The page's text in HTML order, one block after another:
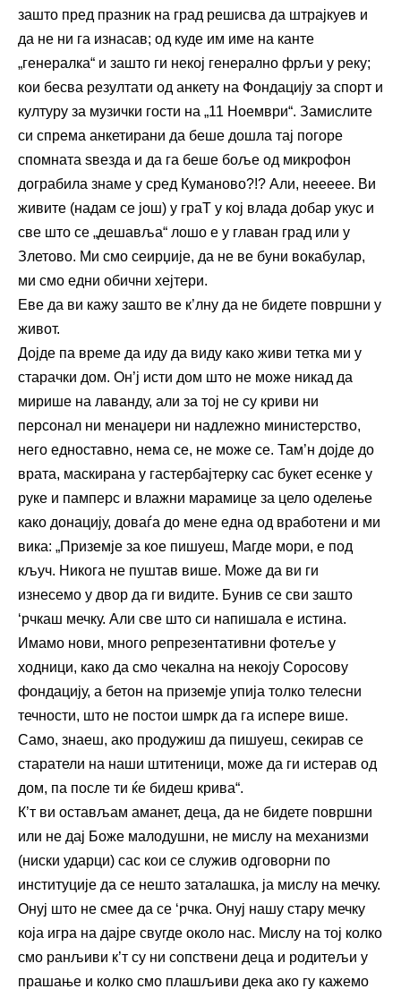
зашто пред празник на град решисва да штрајкуев и
да не ни га изнасав; од куде им име на канте
„генералка“ и зашто ги некој генерално фрљи у реку;
кои бесва резултати од анкету на Фондацију за спорт и
културу за музички гости на „11 Ноември“. Замислите
си спрема анкетирани да беше дошла тај погоре
спомната ѕвезда и да га беше боље од микрофон
дограбила знаме у сред Куманово?!? Али, неееее. Ви
живите (надам се још) у граТ у кој влада добар укус и
све што се „дешавља“ лошо е у главан град или у
Злетово. Ми смо сеирџије, да не ве буни вокабулар,
ми смо едни обични хејтери.
Еве да ви кажу зашто ве к’лну да не бидете површни у
живот.
Дојде па време да иду да виду како живи тетка ми у
старачки дом. Он’ј исти дом што не може никад да
мирише на лаванду, али за тој не су криви ни
персонал ни менаџери ни надлежно министерство,
него едноставно, нема се, не може се. Там’н дојде до
врата, маскирана у гастербајтерку сас букет есенке у
руке и памперс и влажни марамице за цело оделење
како донацију, доваѓа до мене една од вработени и ми
вика: „Приземје за кое пишуеш, Магде мори, е под
кључ. Никога не пуштав више. Може да ви ги
изнесемо у двор да ги видите. Бунив се сви зашто
‘рчкаш мечку. Али све што си напишала е истина.
Имамо нови, много репрезентативни фотеље у
ходници, како да смо чекална на некоју Соросову
фондацију, а бетон на приземје упија толко телесни
течности, што не постои шмрк да га испере више.
Само, знаеш, ако продужиш да пишуеш, секирав се
старатели на наши штитеници, може да ги истерав од
дом, па после ти ќе бидеш крива“.
К’т ви остављам аманет, деца, да не бидете површни
или не дај Боже малодушни, не мислу на механизми
(ниски ударци) сас кои се служив одговорни по
институције да се нешто заталашка, ја мислу на мечку.
Онуј што не смее да се ‘рчка. Онуј нашу стару мечку
која игра на дајре свугде около нас. Мислу на тој колко
смо ранљиви к’т су ни сопствени деца и родитељи у
прашање и колко смо плашљиви дека ако гу кажемо